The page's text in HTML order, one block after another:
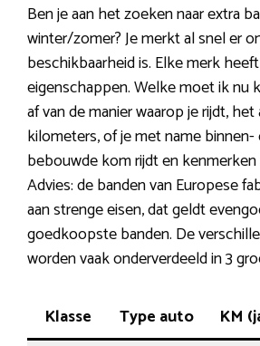
Ben je aan het zoeken naar extra
winter/zomer? Je merkt al snel er
beschikbaarheid is. Elke merk
eigenschappen. Welke moet ik nu
af van de manier waarop je rijdt,
kilometers, of je met name
bebouwde kom rijdt en
Advies: de banden van Europese
aan strenge eisen, dat geldt
goedkoopste banden. De
worden vaak onderverdeeld in 3
Klasse Type auto KM